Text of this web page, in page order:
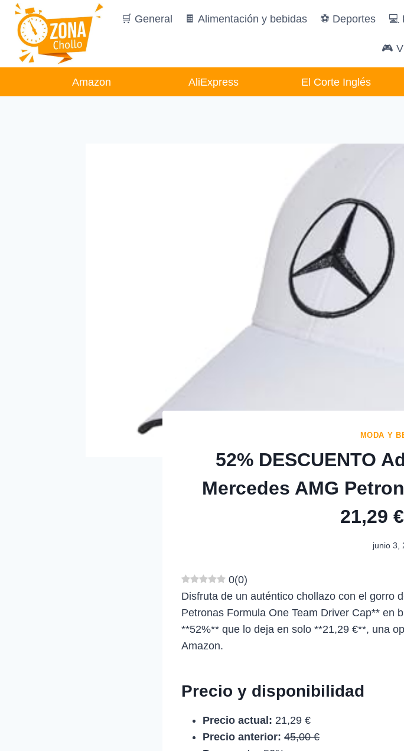
Saltar
contenido
🛒 General 🍫 Alimentación y bebidas ️⚽️ Deportes 💻
🎮
Amazon AliExpress El Corte Inglés
MODA Y
52% DESCUENTO
Mercedes AMG
21,29
junio 3,
0(0)
Disfruta de un auténtico chollazo con el gorro
Petronas Formula One Team Driver Cap** en
**52%** que lo deja en solo **21,29 €**, una
Amazon.
Precio y disponibilidad
Precio actual: 21,29 €
Precio anterior: 45,00 €